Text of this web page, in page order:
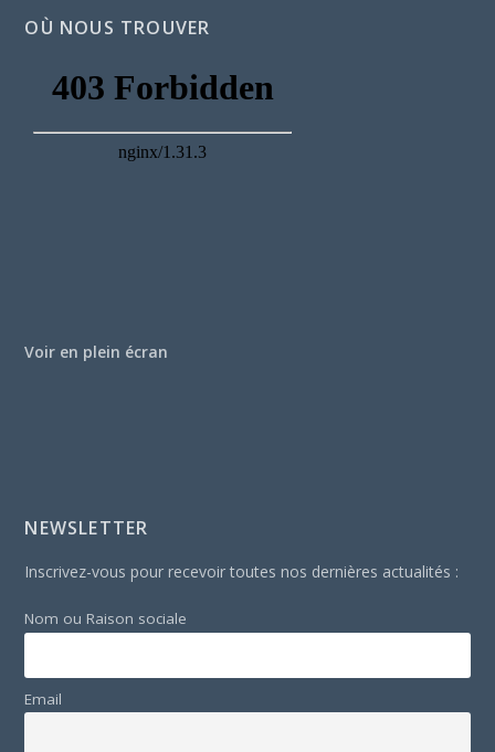
OÙ NOUS TROUVER
Voir en plein écran
NEWSLETTER
Inscrivez-vous pour recevoir toutes nos dernières actualités :
Nom ou Raison sociale
Email